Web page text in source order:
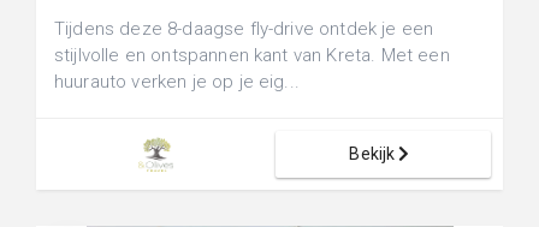
Tijdens deze 8-daagse fly-drive ontdek je een
stijlvolle en ontspannen kant van Kreta. Met een
huurauto verken je op je eig...
Bekijk